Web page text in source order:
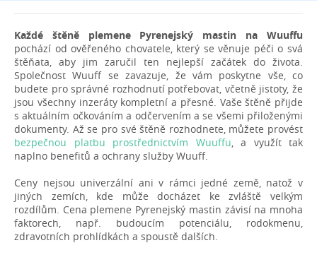
Každé štěně plemene Pyrenejský mastin na Wuuffu
pochází od ověřeného chovatele, který se věnuje péči o svá
štěňata, aby jim zaručil ten nejlepší začátek do života.
Společnost Wuuff se zavazuje, že vám poskytne vše, co
budete pro správné rozhodnutí potřebovat, včetně jistoty, že
jsou všechny inzeráty kompletní a přesné. Vaše štěně přijde
s aktuálním očkováním a odčervením a se všemi přiloženými
dokumenty. Až se pro své štěně rozhodnete, můžete provést
bezpečnou platbu prostřednictvím Wuuffu , a využít tak
naplno benefitů a ochrany služby Wuuff.
Ceny nejsou univerzální ani v rámci jedné země, natož v
jiných zemích, kde může docházet ke zvláště velkým
rozdílům. Cena plemene Pyrenejský mastin závisí na mnoha
faktorech, např. budoucím potenciálu, rodokmenu,
zdravotních prohlídkách a spoustě dalších.